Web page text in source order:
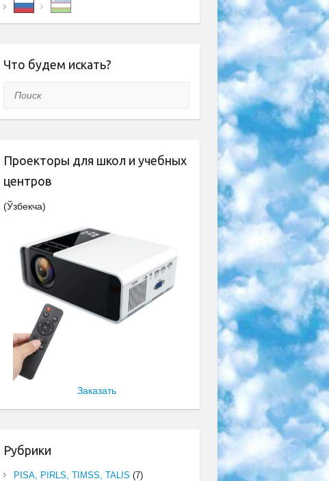
Что будем искать?
Поиск
Проекторы для школ и учебных
центров
(Ўзбекча)
Заказать
Рубрики
PISA, PIRLS, TIMSS, TALIS (7)